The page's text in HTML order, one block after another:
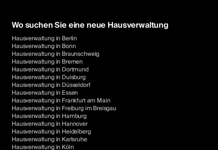
Wo suchen Sie eine neue Hausverwaltung
Hausverwaltung in Berlin
Hausverwaltung in Bonn
Hausverwaltung in Braunschweig
Hausverwaltung in Bremen
Hausverwaltung in Dortmund
Hausverwaltung in Duisburg
Hausverwaltung in Düsseldorf
Hausverwaltung in Essen
Hausverwaltung in Frankfurt am Main
Hausverwaltung in Freiburg im Breisgau
Hausverwaltung in Hamburg
Hausverwaltung in Hannover
Hausverwaltung in Heidelberg
Hausverwaltung in Karlsruhe
Hausverwaltung in Köln